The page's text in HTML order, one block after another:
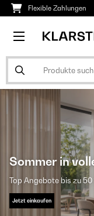
Flexible Zahlungen
Sommer in
Top Angebote bis zu 50
Jetzt einkaufen